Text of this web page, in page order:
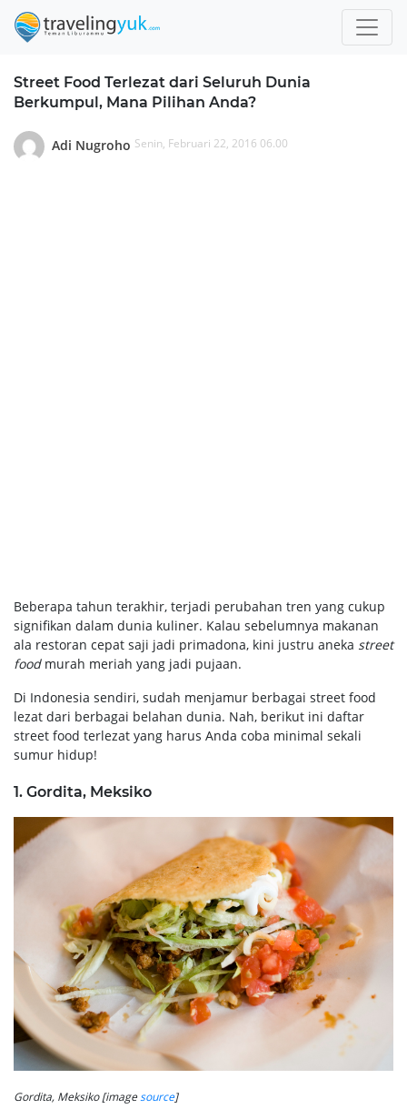
Street Food Terlezat dari Seluruh Dunia
Berkumpul, Mana Pilihan Anda?
Adi Nugroho Senin, Februari 22, 2016 06.00
Beberapa tahun terakhir, terjadi perubahan tren yang cukup
signifikan dalam dunia kuliner. Kalau sebelumnya makanan
ala restoran cepat saji jadi primadona, kini justru aneka street
foodmurah meriah yang jadi pujaan.
Di Indonesia sendiri, sudah menjamur berbagai street food
lezat dari berbagai belahan dunia. Nah, berikut ini daftar
street food terlezat yang harus Anda coba minimal sekali
sumur hidup!
1. Gordita, Meksiko
Gordita, Meksiko [imagesource]